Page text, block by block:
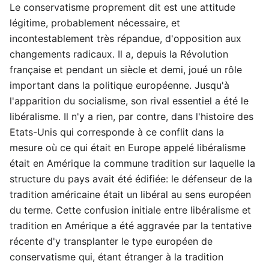
Le conservatisme proprement dit est une attitude
légitime, probablement nécessaire, et
incontestablement très répandue, d'opposition aux
changements radicaux. Il a, depuis la Révolution
française et pendant un siècle et demi, joué un rôle
important dans la politique européenne. Jusqu'à
l'apparition du socialisme, son rival essentiel a été le
libéralisme. Il n'y a rien, par contre, dans l'histoire des
Etats-Unis qui corresponde à ce conflit dans la
mesure où ce qui était en Europe appelé libéralisme
était en Amérique la commune tradition sur laquelle la
structure du pays avait été édifiée: le défenseur de la
tradition américaine était un libéral au sens européen
du terme. Cette confusion initiale entre libéralisme et
tradition en Amérique a été aggravée par la tentative
récente d'y transplanter le type européen de
conservatisme qui, étant étranger à la tradition